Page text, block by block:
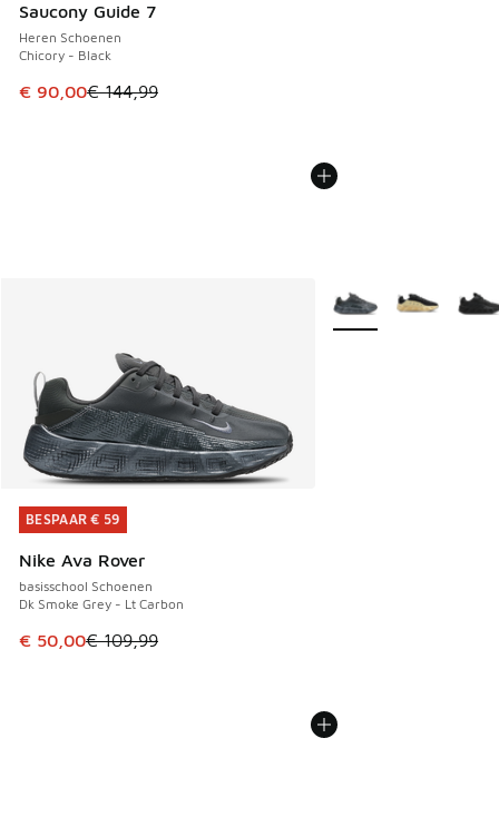
Saucony Guide 7
Heren Schoenen
Chicory - Black
Dit artikel is in de uitverkoop. Dit artikel is in de
€ 90,00€ 144,99
BESPAAR € 59
Nike Ava Rover
basisschool Schoenen
Dk Smoke Grey - Lt Carbon
Dit artikel is in de uitverkoop. Dit artikel is in de
€ 50,00€ 109,99
BESPAAR € 59
Meer kleuren